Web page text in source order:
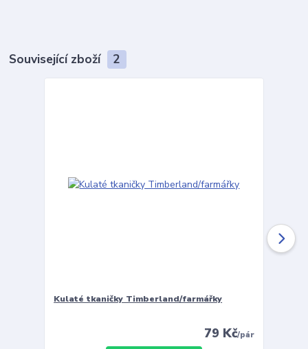
Související zboží 2
Kulaté tkaničky Timberland/farmářky
79 Kč/pár